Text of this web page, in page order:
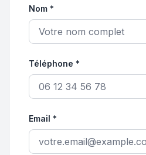
Nom *
Téléphone *
Email *